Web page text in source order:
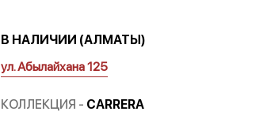
289
400 ₸.
В НАЛИЧИИ (АЛМАТЫ)
ул. Абылайхана 125
КОЛЛЕКЦИЯ - CARRERA